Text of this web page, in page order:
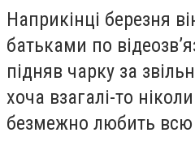
Наприкінці березня
батьками по
підняв чарку за
хоча взагалі-то
безмежно любить